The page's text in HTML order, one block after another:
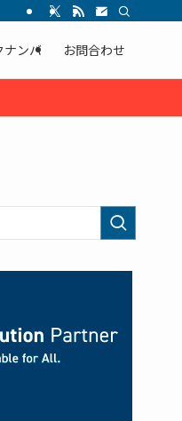
ナンバ お問合わせ